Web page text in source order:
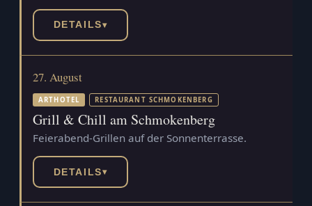
DETAILS▾
27. August
ARTHOTEL RESTAURANT SCHMOKENBERG
Grill & Chill am Schmokenberg
Feierabend-Grillen auf der Sonnenterrasse.
DETAILS▾